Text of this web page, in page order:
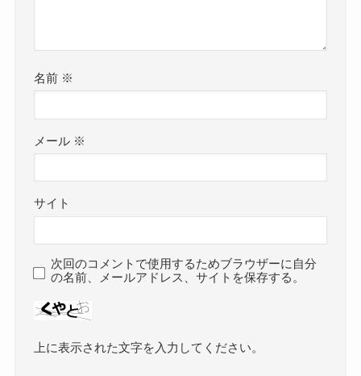
名前 ※
メール ※
サイト
次回のコメントで使用するためブラウザーに自分
の名前、メールアドレス、サイトを保存する。
上に表示された文字を入力してください。